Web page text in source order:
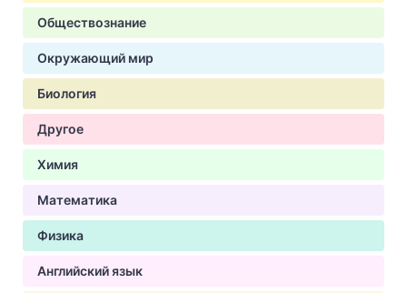
Обществознание
Окружающий мир
Биология
Другое
Химия
Математика
Физика
Английский язык